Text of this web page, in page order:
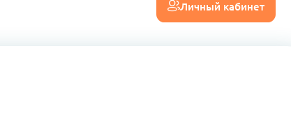
Личный кабинет